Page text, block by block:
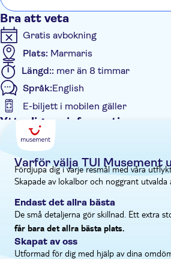
eller i en skön bok.
Bra att veta
Gratis avbokning
Plats: Marmaris
Längd:: mer än 8 timmar
Språk:English
E-biljett i mobilen gäller
Ytterligare information
Guidad rundtur
Omedelbar bekräftelse
Måltid ingår
Transport från hotellet
Varför välja TUI Musement
Fördjupa dig i varje resmål med våra
Skapade av lokalbor och noggrant utvalda
Endast det allra bästa
De små detaljerna gör skillnad. Ett extra
får bara det allra bästa plats.
Skapat av oss
Utformad för dig med hjälp av dina